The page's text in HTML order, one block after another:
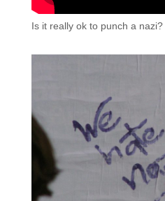
Is it really ok to punch a nazi?